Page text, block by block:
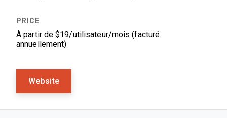
À partir de $19/utilisateur/mois (facturé
annuellement)
Website